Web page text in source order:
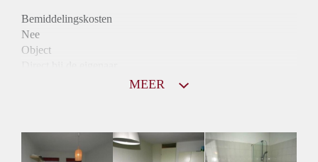
Bemiddelingskosten
Nee
Object
Niet mogelijk
MEER